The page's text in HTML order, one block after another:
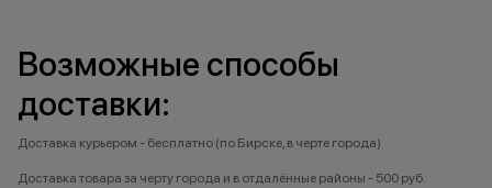
Возможные способы
доставки:
Доставка курьером - бесплатно (по Бирске, в черте города)
Доставка товара за черту города и в отдалённые районы - 500 руб.